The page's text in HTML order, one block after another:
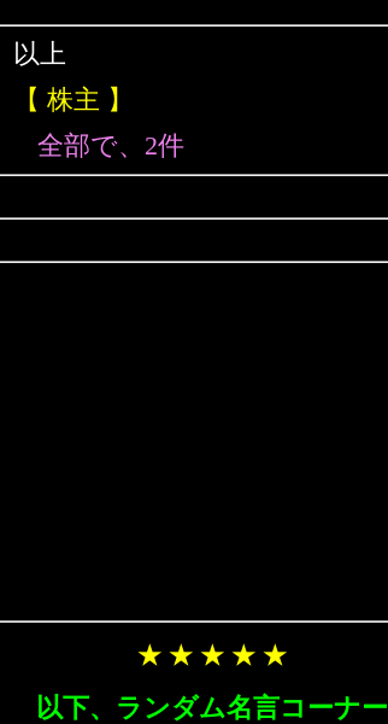
以上
【 株主 】
全部で、2件
★ ★ ★ ★ ★
以下、ランダム名言コーナー